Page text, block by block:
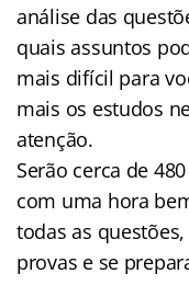
análise das
quais assuntos
mais difícil para
mais os estudos
atenção.
Serão cerca de
com uma hora
todas as
provas e se